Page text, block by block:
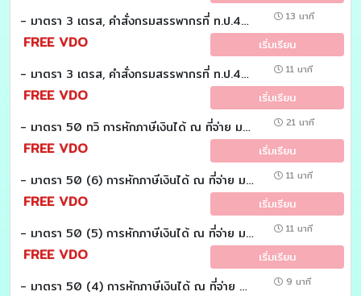
- มาตรา 3 เตรส, คำสั่งกรมสรรพากรที่ ท.ป.4/2528 ข้อ 3/1 : (วันละมาตรา) 13 นาที
FREE VDO เริ่มเรียน
- มาตรา 3 เตรส, คำสั่งกรมสรรพากรที่ ท.ป.4/2528 ข้อ 3 และ 3/3 : (วันละมาตรา) 11 นาที
FREE VDO เริ่มเรียน
- มาตรา 50 ทวิ การหักภาษีเงินได้ ณ ที่จ่าย มาตรา 50 ทวิ : (วันละมาตรา) 21 นาที
FREE VDO เริ่มเรียน
- มาตรา 50 (6) การหักภาษีเงินได้ ณ ที่จ่าย มาตรา 50 (6) : (วันละมาตรา) 11 นาที
FREE VDO เริ่มเรียน
- มาตรา 50 (5) การหักภาษีเงินได้ ณ ที่จ่าย มาตรา 50 (5) : (วันละมาตรา) 11 นาที
FREE VDO เริ่มเรียน
- มาตรา 50 (4) การหักภาษีเงินได้ ณ ที่จ่าย มาตรา 50 (4) : (วันละมาตรา) 9 นาที